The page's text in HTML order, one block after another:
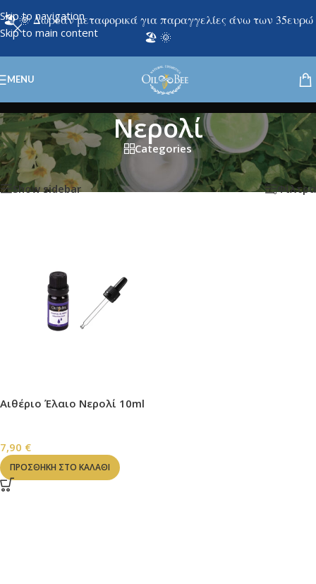
Skip to navigation
Skip to main content
🏖️ 🌞 Δωρεάν μεταφορικά για παραγγελίες άνω των 35ευρώ
🏖️ 🌞
MENU
Νερολί
Categories
Εμφάνιση του μοναδικού αποτελέσματος
Show sidebar
Φίλτρα
Αιθέριο Έλαιο Νερολί 10ml
7,90 €
ΠΡΟΣΘΉΚΗ ΣΤΟ ΚΑΛΆΘΙ